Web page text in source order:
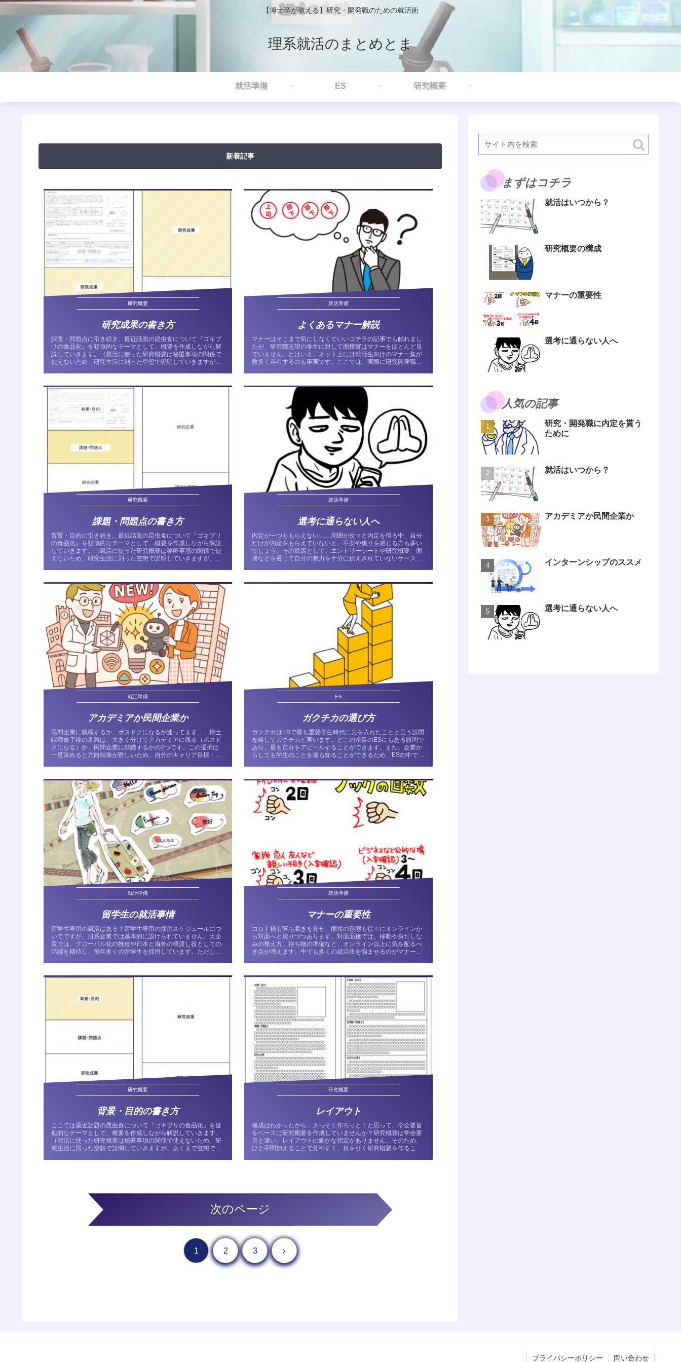
【博士卒が教える】研究・開発職のための就活術
理系就活のまとめとま
就活準備 ES 研究概要
新着記事
研究概要
研究成果の書き方
課題・問題点に引き続き、最近話題の昆虫食について『ゴキブ
リの食品化』を疑似的なテーマとして、概要を作成しながら解
説していきます。（就活に使った研究概要は秘匿事項の関係で
使えないため、研究生活に則った空想で説明していきますが、
就活準備
よくあるマナー解説
マナーはそこまで気にしなくていいコチラの記事でも触れまし
たが、研究職志望の学生に対して面接官はマナーをほとんど見
ていません。とはいえ、ネット上には就活生向けのマナー集が
数多く存在するのも事実です。ここでは、実際に研究開発職の
研究概要
課題・問題点の書き方
背景・目的に引き続き、最近話題の昆虫食について『ゴキブリ
の食品化』を疑似的なテーマとして、概要を作成しながら解説
していきます。（就活に使った研究概要は秘匿事項の関係で使
えないため、研究生活に則った空想で説明していきますが、あ
就活準備
選考に通らない人へ
内定が一つももらえない……周囲が次々と内定を得る中、自分
だけが内定をもらえていないと、不安や焦りを感じる方も多い
でしょう。その原因として、エントリーシートや研究概要、面
接などを通じて自分の魅力を十分に伝えきれていないケースが
就活準備
アカデミアか民間企業か
民間企業に就職するか、ポスドクになるか迷ってます……博士
課程修了後の進路は、大きく分けてアカデミアに残る（ポスド
クになる）か、民間企業に就職するかの2つです。この選択は
一度決めると方向転換が難しいため、自分のキャリア目標・ラ
ES
ガクチカの選び方
ガクチカはESで最も重要学生時代に力を入れたことと言う設問
を略してガクチカと言います。どこの企業のESにもある設問で
あり、最も自分をアピールすることができます。また、企業か
らしても学生のことを最も知ることができるため、ESの中では
就活準備
留学生の就活事情
留学生専用の就活はある？留学生専用の採用スケジュールにつ
いてですが、日系企業では基本的に設けられていません。大企
業では、グローバル化の推進や日本と海外の橋渡し役としての
活躍を期待し、毎年多くの留学生を採用しています。ただし、
就活準備
マナーの重要性
コロナ禍も落ち着きを見せ、面接の形態も徐々にオンラインか
ら対面へと戻りつつあります。対面面接では、移動や身だしな
みの整え方、持ち物の準備など、オンライン以上に気を配るべ
き点が増えます。中でも多くの就活生を悩ませるのがマナーで
研究概要
背景・目的の書き方
ここでは最近話題の昆虫食について『ゴキブリの食品化』を疑
似的なテーマとして、概要を作成しながら解説していきます。
（就活に使った研究概要は秘匿事項の関係で使えないため、研
究生活に則った空想で説明していきますが、あくまで空想であ
研究概要
レイアウト
構成はわかったから、さっそく作ろっと！と思って、学会要旨
をベースに研究概要を作成していませんか？研究概要は学会要
旨と違い、レイアウトに細かな指定がありません。そのため、
ひと手間加えることで見やすく、目を引く研究概要を作ること
次のページ
1 2 3 次へ
まずはコチラ
就活はいつから？
研究概要の構成
マナーの重要性
選考に通らない人へ
人気の記事
研究・開発職に内定を貰う
ために
就活はいつから？
アカデミアか民間企業か
インターンシップのススメ
選考に通らない人へ
プライバシーポリシー 問い合わせ